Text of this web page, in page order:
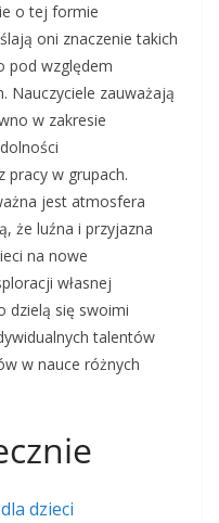
o tej formie
oni znaczenie takich
pod względem
Nauczyciele zauważają
w zakresie
pracy w grupach.
jest atmosfera
że luźna i przyjazna
na nowe
własnej
dzielą się swoimi
talentów
w nauce różnych
dzieci